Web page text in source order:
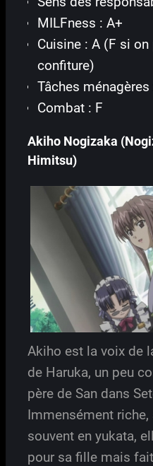
MILFness : A+
Cuisine : A (F si
confiture)
Tâches ménagères
Combat : F
Akiho Nogizaka
Himitsu)
Akiho est la voix de
de Haruka, un peu
père de San dans
Immensément
souvent en yukata,
pour sa fille mais